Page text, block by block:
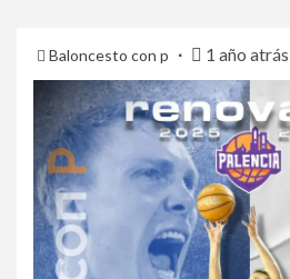
Baloncesto con p 1 año atrás